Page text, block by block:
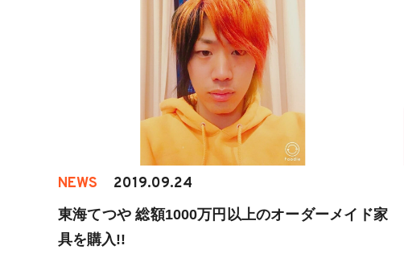
NEWS 2019.09.24
東海てつや 総額1000万円以上のオーダーメイド家
具を購入!!